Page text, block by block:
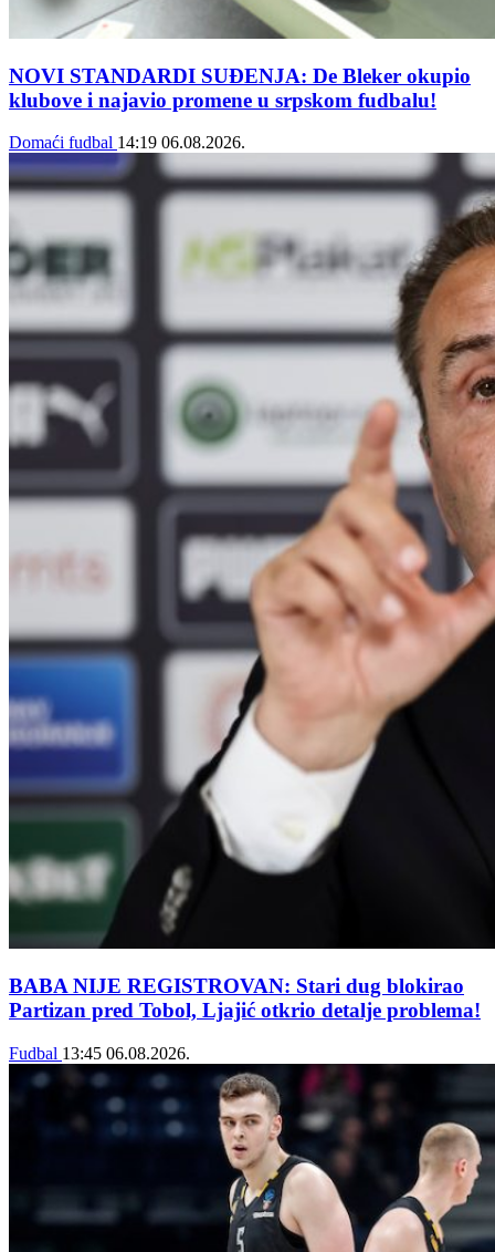
NOVI STANDARDI SUĐENJA: De Bleker okupio
klubove i najavio promene u srpskom fudbalu!
Domaći fudbal 14:19 06.08.2026.
BABA NIJE REGISTROVAN: Stari dug blokirao
Partizan pred Tobol, Ljajić otkrio detalje problema!
Fudbal 13:45 06.08.2026.